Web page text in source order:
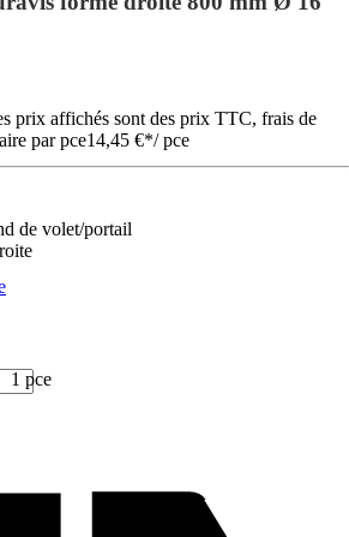
prix affichés sont des prix TTC, frais de
par pce14,45 €*/ pce
de volet/portail
1 pce